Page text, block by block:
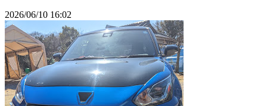
2026/06/10 16:02